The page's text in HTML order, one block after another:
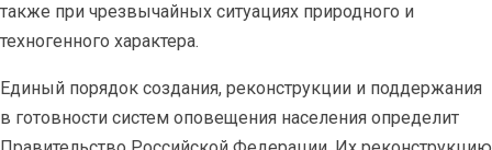
также при чрезвычайных ситуациях природного и
техногенного характера.
Единый порядок создания, реконструкции и поддержания
в готовности систем оповещения населения определит